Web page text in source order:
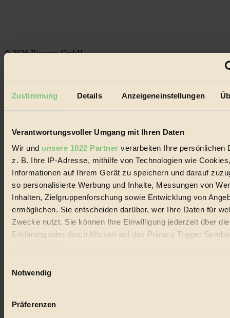
Zustimmung Details Anzeigeneinstellungen
Verantwortungsvoller Umgang mit Ihren Daten
Wir und unsere 1022 Partner verarbeiten Ihre persönlichen
z. B. Ihre IP-Adresse, mithilfe von Technologien wie
Informationen auf Ihrem Gerät zu speichern und darauf
so personalisierte Werbung und Inhalte, Messungen von
Inhalten, Zielgruppenforschung sowie Entwicklung von
ermöglichen. Sie entscheiden darüber, wer Ihre Daten für
Zwecke nutzt. Sie können Ihre Einwilligung jederzeit über
Erklärung oder durch Klicken auf das Privacy Trigger
Wenn Sie es erlauben, würden wir auch gerne:
Ihr Gerät durch aktives Scannen nach bestimmten
Notwendig
Präferenzen
© 2026 Biorama GmbH
Datenschutz
Handels mit Bioprodukten, des Fair-Trade sowie der Branche
alternativer Energien.
Social Media
22.601 Fans auf Facebook
Folge uns auf Instagram
Themen
Bio
#
Vegan